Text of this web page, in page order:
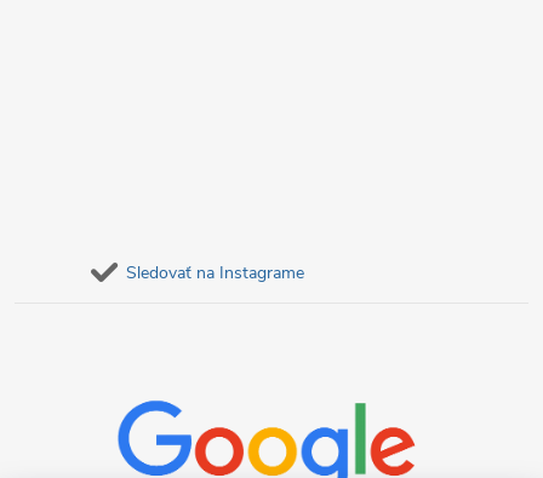
Sledovať na Instagrame